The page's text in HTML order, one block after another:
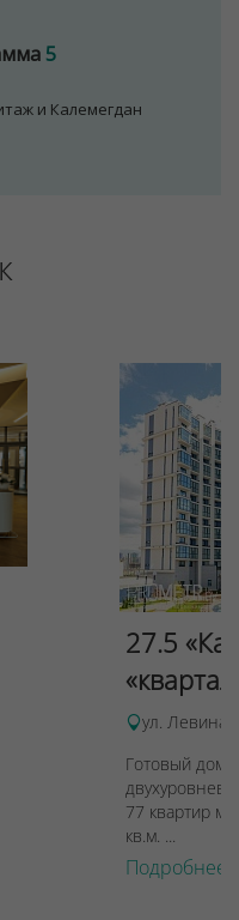
5
и Калемегдан
27.5
ул. Левина,
Готовый дом
77 квартир
кв.м. ...
Подробнее
сайта